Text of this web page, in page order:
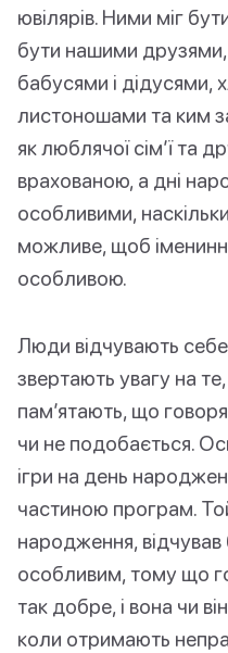
ювілярів. Ними міг
бути нашими
бабусями і
листоношами та ким
як люблячої сім’ї та
врахованою, а дні
особливими,
можливе, щоб
особливою.
Люди відчувають
звертають увагу на
пам’ятають, що
чи не подобається.
ігри на день
частиною програм.
народження,
особливим, тому що
так добре, і вона чи
коли отримають